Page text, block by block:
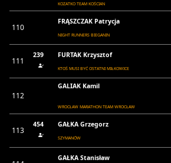
KOZATKO TEAM KOŚCIAN
110
FRĄSZCZAK Patrycja
NIGHT RUNNERS BIEGANIN
111
239 FURTAK Krzysztof
KTOŚ MUSI BYĆ OSTATNI MIŁKOWICE
112
GALIAK Kamil
WROCŁAW MARATHON TEAM WROCŁAW
113
454 GAŁKA Grzegorz
SZYMANÓW
GAŁKA Stanisław